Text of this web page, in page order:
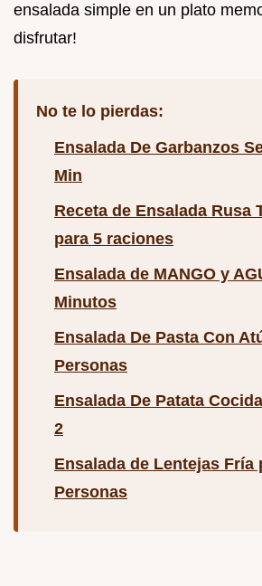
ensalada simple en un plato
disfrutar!
No te lo pierdas:
Ensalada De Garbanzos
Min
Receta de Ensalada Rusa
para 5 raciones
Ensalada de MANGO y
Minutos
Ensalada De Pasta Con
Personas
Ensalada De Patata
2
Ensalada de Lentejas Fría
Personas